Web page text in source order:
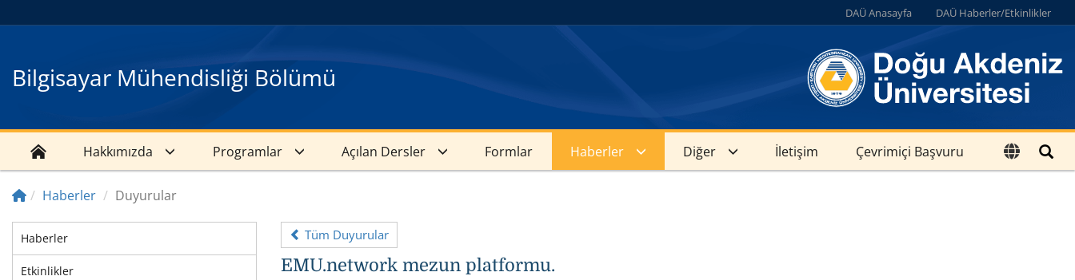
DAÜ Anasayfa DAÜ Haberler/Etkinlikler
Bilgisayar Mühendisliği Bölümü
Hakkımızda Programlar Açılan Dersler Formlar Haberler Diğer İletişim Çevrimiçi Başvuru
Haberler Duyurular
Haberler
Etkinlikler
Tüm Duyurular
EMU.network mezun platformu.